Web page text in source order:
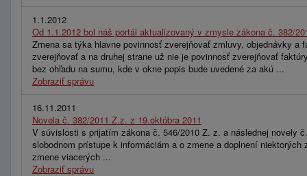
1.1.2012
Od 1.1.2012 bol náš portál aktualizovaný v zmysle zákona č. 382/
Zmena sa týka hlavne povinnosť zverejňovať zmluvy, objednávky a
zverejňovať a na druhej strane už nie je povinnosť zverejňovať
bez ohľadu na sumu, kde v okne popis bude uvedené za akú ...
Zobraziť správu
16.11.2011
Novela č. 382/2011 Z.z. z 19.októbra 2011
V súvislosti s prijatím zákona č. 546/2010 Z. z. a následnej novely
slobodnom prístupe k informáciám a o zmene a doplnení
zmene viacerých ...
Zobraziť správu